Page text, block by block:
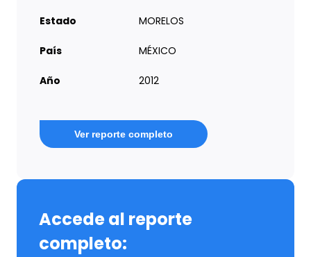
Estado MORELOS
País MÉXICO
Año 2012
Ver reporte completo
Accede al reporte
completo: